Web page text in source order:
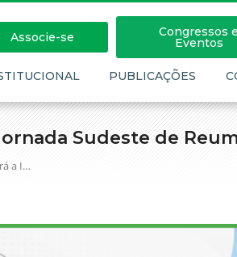
Sudeste de
a I…
Associe-se Congressos e
Eventos
PUBLICAÇÕES